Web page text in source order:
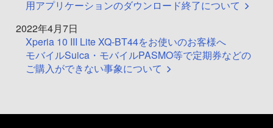
用アプリケーションのダウンロード終了について
2022年4月7日
Xperia 10 III Lite XQ-BT44をお使いのお客様へ
モバイルSuica・モバイルPASMO等で定期券などの
ご購入ができない事象について